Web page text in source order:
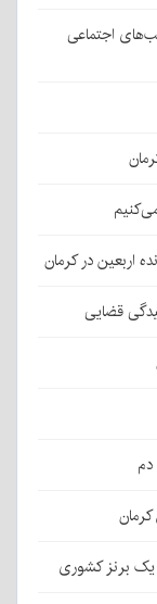
اجتماعی
قضایی
برنز کشوری